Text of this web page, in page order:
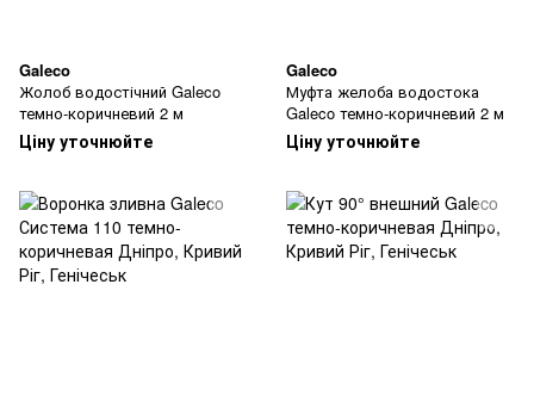
Galeco
Жолоб водостічний Galeco
темно-коричневий 2 м
Ціну уточнюйте
Galeco
Муфта желоба водостока
Galeco темно-коричневий 2 м
Ціну уточнюйте